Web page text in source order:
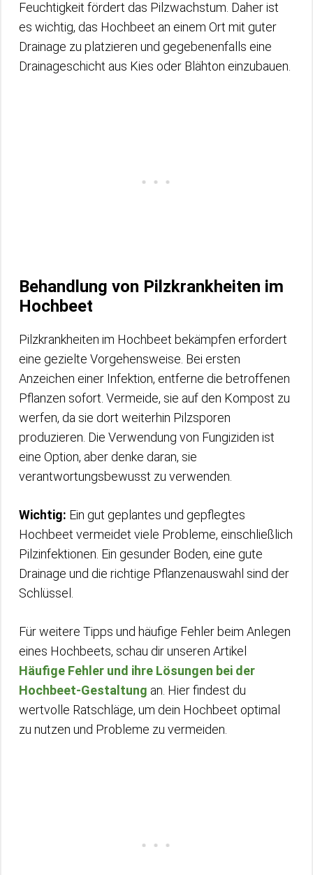
Feuchtigkeit fördert das Pilzwachstum. Daher ist
es wichtig, das Hochbeet an einem Ort mit guter
Drainage zu platzieren und gegebenenfalls eine
Drainageschicht aus Kies oder Blähton einzubauen.
Behandlung von Pilzkrankheiten im
Hochbeet
Pilzkrankheiten im Hochbeet bekämpfen erfordert
eine gezielte Vorgehensweise. Bei ersten
Anzeichen einer Infektion, entferne die betroffenen
Pflanzen sofort. Vermeide, sie auf den Kompost zu
werfen, da sie dort weiterhin Pilzsporen
produzieren. Die Verwendung von Fungiziden ist
eine Option, aber denke daran, sie
verantwortungsbewusst zu verwenden.
Wichtig: Ein gut geplantes und gepflegtes
Hochbeet vermeidet viele Probleme, einschließlich
Pilzinfektionen. Ein gesunder Boden, eine gute
Drainage und die richtige Pflanzenauswahl sind der
Schlüssel.
Für weitere Tipps und häufige Fehler beim Anlegen
eines Hochbeets, schau dir unseren Artikel
Häufige Fehler und ihre Lösungen bei der
Hochbeet-Gestaltung an. Hier findest du
wertvolle Ratschläge, um dein Hochbeet optimal
zu nutzen und Probleme zu vermeiden.